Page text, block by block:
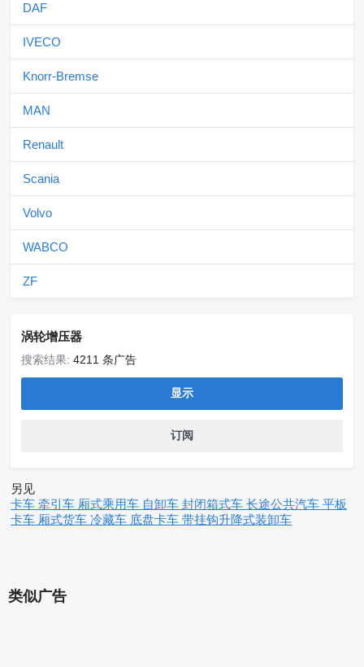
DAF
IVECO
Knorr-Bremse
MAN
Renault
Scania
Volvo
WABCO
ZF
涡轮增压器
搜索结果: 4211 条广告
显示
订阅
另见
卡车 牵引车 厢式乘用车 自卸车 封闭箱式车 长途公共汽车 平板
卡车 厢式货车 冷藏车 底盘卡车 带挂钩升降式装卸车
类似广告